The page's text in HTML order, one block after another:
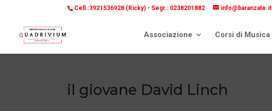
Cell.:3921536928 (Ricky) - Segr.: 0238201882 info@baranzate.it
Associazione Corsi di Musica
il giovane David Linch